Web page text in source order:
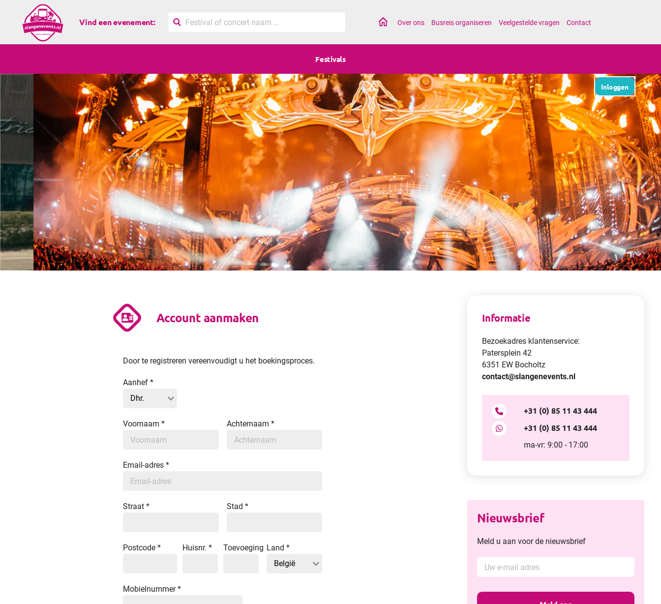
Vind een evenement:
Inloggen
Festivals
Home Over ons Busreis organiseren Veelgestelde vragen Contact
Account aanmaken
Door te registreren vereenvoudigt u het boekingsproces.
Aanhef *
Voornaam * Achternaam *
Email-adres *
Straat * Stad *
Postcode * Huisnr. * Toevoeging Land *
Mobielnummer *
Informatie
Bezoekadres klantenservice:
Patersplein 42
6351 EW Bocholtz
contact@slangenevents.nl
 +31 (0) 85 11 43 444
 +31 (0) 85 11 43 444
ma-vr: 9:00 - 17:00
Nieuwsbrief
Meld u aan voor de nieuwsbrief